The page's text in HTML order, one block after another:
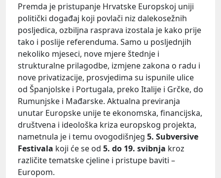
Premda je pristupanje Hrvatske Europskoj uniji
politički događaj koji povlači niz dalekosežnih
posljedica, ozbiljna rasprava izostala je kako prije
tako i poslije referenduma. Samo u posljednjih
nekoliko mjeseci, nove mjere štednje i
strukturalne prilagodbe, izmjene zakona o radu i
nove privatizacije, prosvjedima su ispunile ulice
od Španjolske i Portugala, preko Italije i Grčke, do
Rumunjske i Mađarske. Aktualna previranja
unutar Europske unije te ekonomska, financijska,
društvena i ideološka kriza europskog projekta,
nametnula je i temu ovogodišnjeg 5. Subversive
Festivala koji će se od 5. do 19. svibnja kroz
različite tematske cjeline i pristupe baviti –
Europom.